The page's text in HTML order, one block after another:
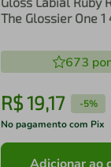
The Glossier One 1
673
R$19,17 -5%
No pagamento com Pix